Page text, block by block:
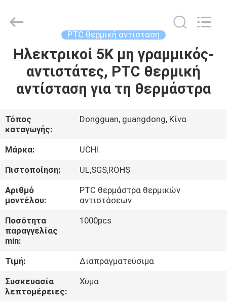
ΣΠΊΤΙ
ΠΡΟΪΌΝΤΑ
VR
ΠΑΡΟΥΣΙΆΣΤΕ
ΠΕΡΊΠΟΥ
ΕΜΕΊΣ
ΓΎΡΟΣ
ΕΡΓΟΣΤΑΣΊΩΝ
ΠΟΙΟΤΙΚΌΣ
ΈΛΕΓΧΟΣ
Electronics
Co.,Ltd.
PTC θερμική αντίσταση
Ηλεκτρικοί 5K μη γραμμικός-
αντιστάτες, PTC θερμική
αντίσταση για τη θερμάστρα
Τόπος
καταγωγής:
Dongguan, guangdong, Κίνα
Μάρκα:
UCHI
Πιστοποίηση:
UL,SGS,ROHS
Αριθμό
μοντέλου:
PTC θερμάστρα θερμικών
αντιστάσεων
Ποσότητα
παραγγελίας
min:
1000pcs
Τιμή:
Διαπραγματεύσιμα
Συσκευασία
λεπτομέρειες:
Χύμα